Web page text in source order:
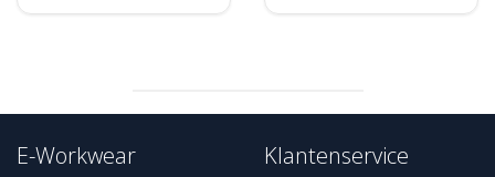
E-Workwear Klantenservice